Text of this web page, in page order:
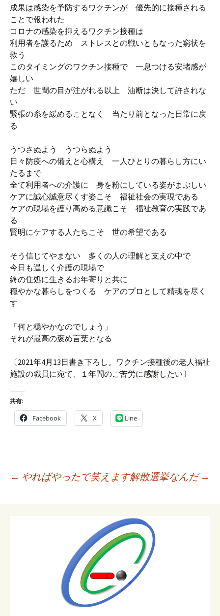
成果は感染を予防するワクチンが 優先的に接種される
ことで報われた
コロナの感染を抑えるワクチン接種は
利用者を護るため ストレスとの戦いともなった窮状を
救う
このタイミングのワクチン接種で 一息つける安堵感が
嬉しい
ただ 世間の目が注がれる以上 油断は決して許されな
い
緊張の糸を緩めることなく 当たり前となった日常に戻
る
うつさぬよう うつらぬよう
日々防疫への備えと心構え 一人ひとりの暮らし方にい
たるまで
全て利用者への介護に 身を粉にしている姿がまぶしい
ケアに誠心誠意尽くす姿こそ 福祉社会の実現である
ケアの現場を護り高める意識こそ 福祉教育の実践であ
る
賢明にケアする人たちこそ 世の希望である
そう信じてやまない 多くの人の理解と支えの中で
今日も逞しく介護の現場で
終の住処に生きるお年寄りと共に
穏やかな暮らしをつくる ケアのプロとして精魂を尽く
す
「何と穏やかなのでしょう」
それが最高の褒め言葉となる
〔2021年4月13日書き下ろし。ワクチン接種後の老人福祉
施設の職員に宛て、１年間のご苦労に感謝したい〕
共有:
Facebook X Line
← やればやったで笑えます解散選挙なんだ →